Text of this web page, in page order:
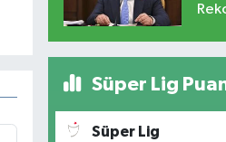
Süper Lig
Süper Lig